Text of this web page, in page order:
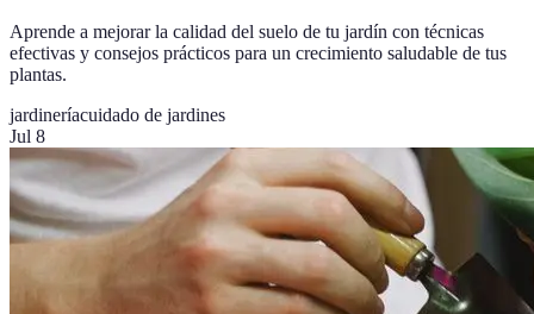
Aprende a mejorar la calidad del suelo de tu jardín con técnicas
efectivas y consejos prácticos para un crecimiento saludable de tus
plantas.
jardineríacuidado de jardines
Jul 8